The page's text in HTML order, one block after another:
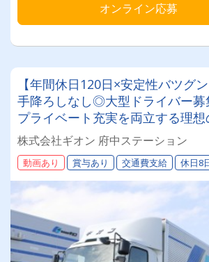
オンライン応募
【年間休日120日×安定性バツグ
手降ろしなし◎大型ドライバー募
プライベート充実を両立する理想
イフを実現しませんか？
株式会社ギオン 府中ステーション
動画あり 賞与あり 交通費支給 休日8